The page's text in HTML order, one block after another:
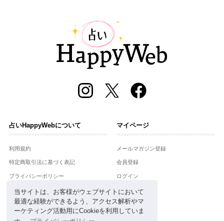
当サイトは、お客様がウェブサイトにおいて
最適な経験ができるよう、アクセス解析やマ
ーケティング活動用にCookieを利用していま
占いHappyWebについて
利用規約
特定商取引法に基づく表記
プライバシーポリシー
運営会社
お問合せ
マイページ
メールマガジン登録
会員登録
ログイン